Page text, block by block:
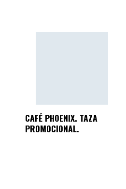
CAFÉ PHOENIX. TAZA
PROMOCIONAL.